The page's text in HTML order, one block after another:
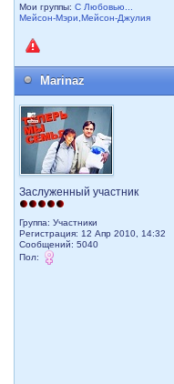
Мои группы:С Любовью...
Мейсон-Мэри,Мейсон-Джулия
Marinaz
Заслуженный участник
Группа: Участники
Регистрация: 12 Апр 2010, 14:32
Сообщений: 5040
Пол: